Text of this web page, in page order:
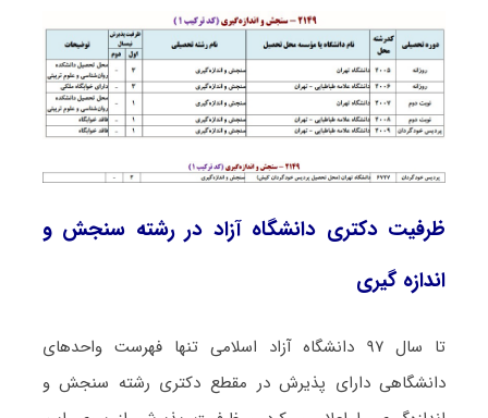
ظرفیت دکتری دانشگاه آزاد در رشته سنجش و
اندازه گیری
تا سال ۹۷ دانشگاه آزاد اسلامی تنها فهرست واحدهای
دانشگاهی دارای پذیرش در مقطع دکتری رشته ﺳﻨﺠﺶ و